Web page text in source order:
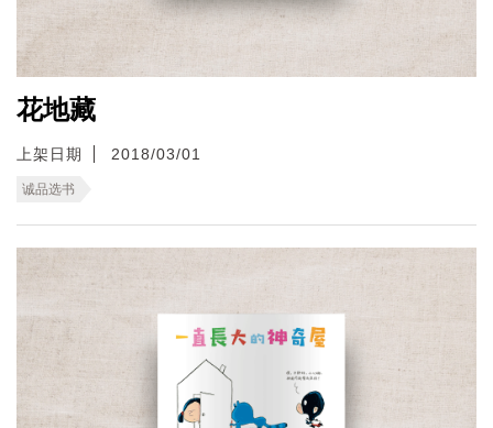
花地藏
上架日期 2018/03/01
诚品选书